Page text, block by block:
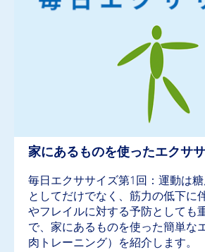
家にあるものを使ったエクサ
毎日エクササイズ第1回：運動は
としてだけでなく、筋力の低下に
やフレイルに対する予防としても
で、家にあるものを使った簡単な
肉トレーニング）を紹介します。